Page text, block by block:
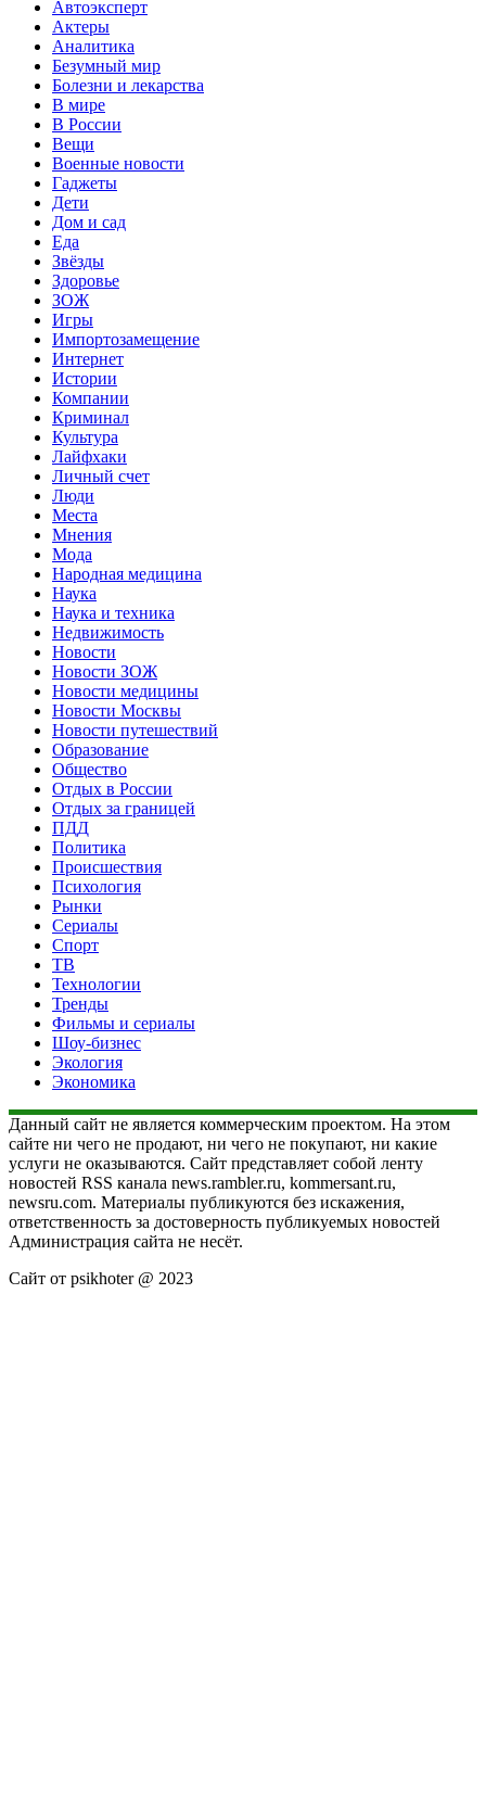
Автоэксперт
Актеры
Аналитика
Безумный мир
Болезни и лекарства
В мире
В России
Вещи
Военные новости
Гаджеты
Дети
Дом и сад
Еда
Звёзды
Здоровье
ЗОЖ
Игры
Импортозамещение
Интернет
Истории
Компании
Криминал
Культура
Лайфхаки
Личный счет
Люди
Места
Мнения
Мода
Народная медицина
Наука
Наука и техника
Недвижимость
Новости
Новости ЗОЖ
Новости медицины
Новости Москвы
Новости путешествий
Образование
Общество
Отдых в России
Отдых за границей
ПДД
Политика
Происшествия
Психология
Рынки
Сериалы
Спорт
ТВ
Технологии
Тренды
Фильмы и сериалы
Шоу-бизнес
Экология
Экономика
Данный сайт не является коммерческим проектом. На этом
сайте ни чего не продают, ни чего не покупают, ни какие
услуги не оказываются. Сайт представляет собой ленту
новостей RSS канала news.rambler.ru, kommersant.ru,
newsru.com. Материалы публикуются без искажения,
ответственность за достоверность публикуемых новостей
Администрация сайта не несёт.
Сайт от psikhoter @ 2023